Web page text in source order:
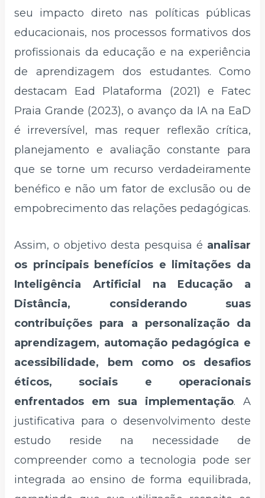
seu impacto direto nas políticas públicas
educacionais, nos processos formativos dos
profissionais da educação e na experiência
de aprendizagem dos estudantes. Como
destacam Ead Plataforma (2021) e Fatec
Praia Grande (2023), o avanço da IA na EaD
é irreversível, mas requer reflexão crítica,
planejamento e avaliação constante para
que se torne um recurso verdadeiramente
benéfico e não um fator de exclusão ou de
empobrecimento das relações pedagógicas.
Assim, o objetivo desta pesquisa é analisar
os principais benefícios e limitações da
Inteligência Artificial na Educação a
Distância, considerando suas
contribuições para a personalização da
aprendizagem, automação pedagógica e
acessibilidade, bem como os desafios
éticos, sociais e operacionais
enfrentados em sua implementação. A
justificativa para o desenvolvimento deste
estudo reside na necessidade de
compreender como a tecnologia pode ser
integrada ao ensino de forma equilibrada,